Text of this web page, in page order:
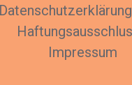
Impressum